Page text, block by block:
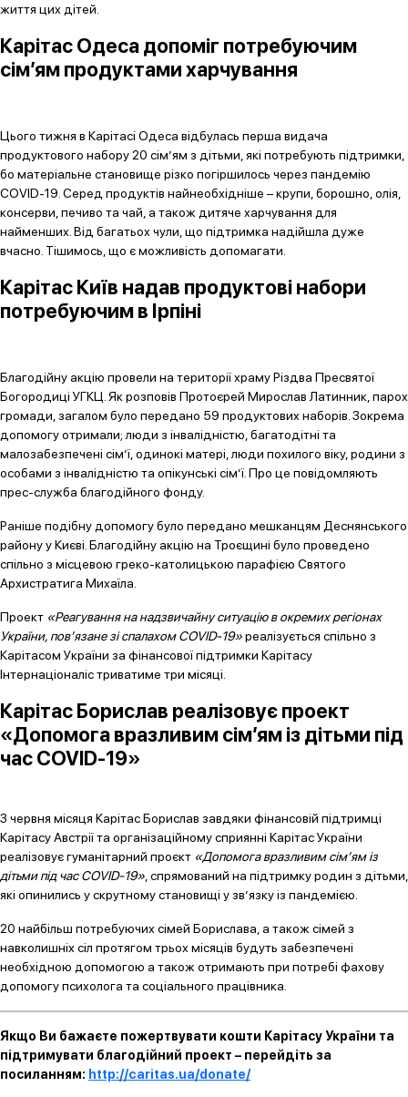
життя цих дітей.
Карітас Одеса допоміг потребуючим
сім’ям продуктами харчування
Цього тижня в Карітасі Одеса відбулась перша видача
продуктового набору 20 сім’ям з дітьми, які потребують підтримки,
бо матеріальне становище різко погіршилось через пандемію
COVID-19. Серед продуктів найнеобхідніше – крупи, борошно, олія,
консерви, печиво та чай, а також дитяче харчування для
найменших. Від багатьох чули, що підтримка надійшла дуже
вчасно. Тішимось, що є можливість допомагати.
Карітас Київ надав продуктові набори
потребуючим в Ірпіні
Благодійну акцію провели на території храму Різдва Пресвятої
Богородиці УГКЦ. Як розповів Протоєрей Мирослав Латинник, парох
громади, загалом було передано 59 продуктових наборів. Зокрема
допомогу отримали; люди з інвалідністю, багатодітні та
малозабезпечені сім’ї, одинокі матері, люди похилого віку, родини з
особами з інвалідністю та опікунські сім’ї. Про це повідомляють
прес-служба благодійного фонду.
Раніше подібну допомогу було передано мешканцям Деснянського
району у Києві. Благодійну акцію на Троєщині було проведено
спільно з місцевою греко-католицькою парафією Святого
Архистратига Михаїла.
Проект «Реагування на надзвичайну ситуацію в окремих регіонах
України, пов’язане зі спалахом СОVID-19»реалізується спільно з
Карітасом України за фінансової підтримки Карітасу
Інтернаціоналіс триватиме три місяці.
Карітас Борислав реалізовує проект
«Допомога вразливим сім’ям із дітьми під
час COVID-19»
З червня місяця Карітас Борислав завдяки фінансовій підтримці
Карітасу Австрії та організаційному сприянні Карітас України
реалізовує гуманітарний проєкт «Допомога вразливим сім’ям із
дітьми під час COVID-19» , спрямований на підтримку родин з дітьми,
які опинились у скрутному становищі у зв’язку із пандемією.
20 найбільш потребуючих сімей Борислава, а також сімей з
навколишніх сіл протягом трьох місяців будуть забезпечені
необхідною допомогою а також отримають при потребі фахову
допомогу психолога та соціального працівника.
Якщо Ви бажаєте пожертвувати кошти Карітасу України та
підтримувати благодійний проект – перейдіть за
посиланням: http://caritas.ua/donate/